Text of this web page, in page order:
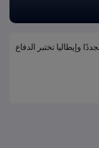
وإيطاليا تختبر الدفاع